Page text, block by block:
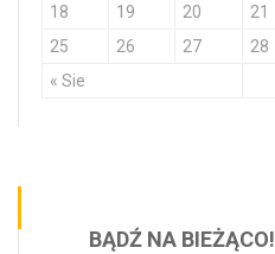
« Sie
18
19 20 21
25
26 27 28
BĄDŹ NA BIEŻĄCO!